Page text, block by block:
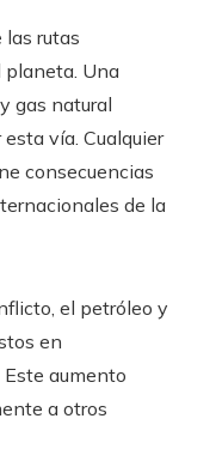
las rutas
planeta. Una
gas natural
vía. Cualquier
consecuencias
de la
el petróleo y
en
aumento
a otros